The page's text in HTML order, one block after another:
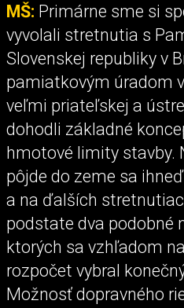
MŠ: Primárne sme si
vyvolali stretnutia s
Slovenskej republiky v
pamiatkovým úradom
veľmi priateľskej a
dohodli základné
hmotové limity stavby.
pôjde do zeme sa
a na ďalších
podstate dva podobné
ktorých sa vzhľadom
rozpočet vybral
Možnosť dopravného